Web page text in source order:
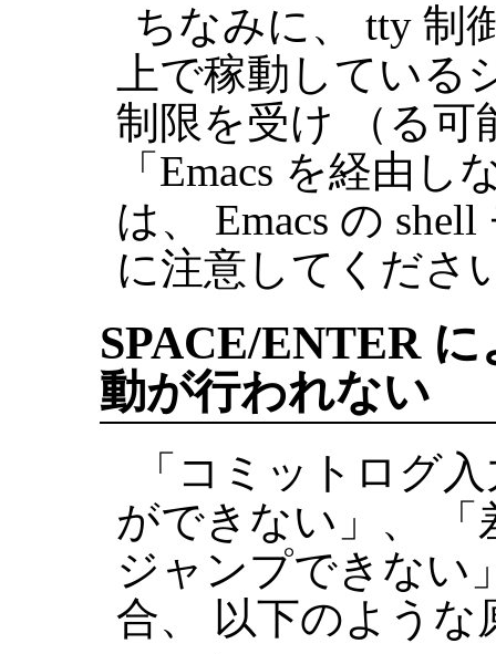
ちなみに、 tty 制
上で稼動している
制限を受け （る可
「Emacs を経由
は、 Emacs の
に注意してくださ
SPACE/ENTER
動が行われない
「コミットログ
ができない」、 「
ジャンプできない
合、 以下のよう